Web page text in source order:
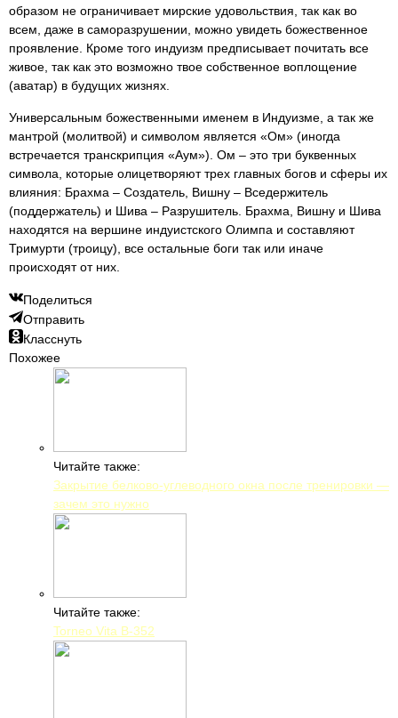
образом не ограничивает мирские удовольствия, так как во
всем, даже в саморазрушении, можно увидеть божественное
проявление. Кроме того индуизм предписывает почитать все
живое, так как это возможно твое собственное воплощение
(аватар) в будущих жизнях.
Универсальным божественными именем в Индуизме, а так же
мантрой (молитвой) и символом является «Ом» (иногда
встречается транскрипция «Аум»). Ом – это три буквенных
символа, которые олицетворяют трех главных богов и сферы их
влияния: Брахма – Создатель, Вишну – Вседержитель
(поддержатель) и Шива – Разрушитель. Брахма, Вишну и Шива
находятся на вершине индуистского Олимпа и составляют
Тримурти (троицу), все остальные боги так или иначе
происходят от них.
Поделиться
Отправить
Класснуть
Похожее
Читайте также:
Закрытие белково-углеводного окна после тренировки —
зачем это нужно
Читайте также:
Torneo Vita B-352